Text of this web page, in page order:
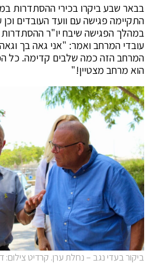
בבאר שבע ביקרו בכירי ההסתדרות
התקיימה פגישה עם וועד העובדים
במהלך הפגישה שיבח יו"ר
עובדי המרחב ואמר: "אני גאה בך
המרחב הזה כמה שלבים קדימה. כל
הוא מרחב מצטיין!"
ביקור בעדי נגב – נחלת ערן. קרדיט צילום: